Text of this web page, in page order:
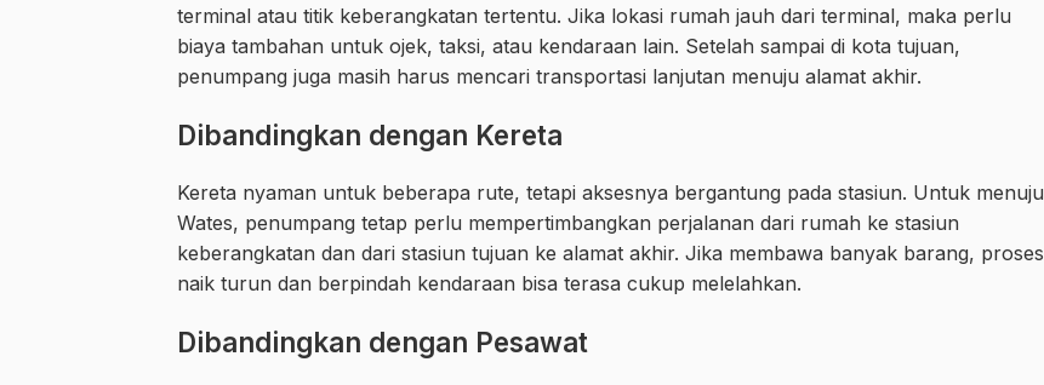
terminal atau titik keberangkatan tertentu. Jika lokasi rumah jauh dari terminal, maka perlu
biaya tambahan untuk ojek, taksi, atau kendaraan lain. Setelah sampai di kota tujuan,
penumpang juga masih harus mencari transportasi lanjutan menuju alamat akhir.
Dibandingkan dengan Kereta
Kereta nyaman untuk beberapa rute, tetapi aksesnya bergantung pada stasiun. Untuk menuju
Wates, penumpang tetap perlu mempertimbangkan perjalanan dari rumah ke stasiun
keberangkatan dan dari stasiun tujuan ke alamat akhir. Jika membawa banyak barang, proses
naik turun dan berpindah kendaraan bisa terasa cukup melelahkan.
Dibandingkan dengan Pesawat